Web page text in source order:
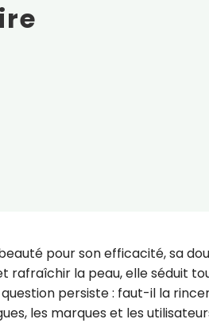
pour son efficacité, sa
rafraîchir la peau, elle séduit
persiste : faut-il la
les marques et les